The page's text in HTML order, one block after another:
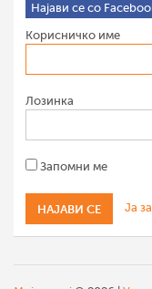
Најави се со
Корисничко име
Лозинка
Запомни ме
Ја